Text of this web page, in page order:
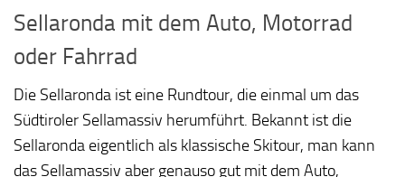
Sellaronda mit dem Auto, Motorrad
oder Fahrrad
Die Sellaronda ist eine Rundtour, die einmal um das
Südtiroler Sellamassiv herumführt. Bekannt ist die
Sellaronda eigentlich als klassische Skitour, man kann
das Sellamassiv aber genauso gut mit dem Auto,